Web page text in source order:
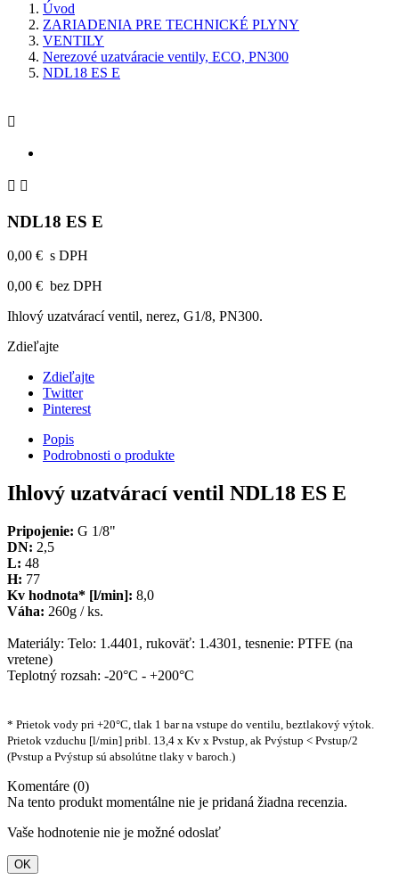
Úvod
ZARIADENIA PRE TECHNICKÉ PLYNY
VENTILY
Nerezové uzatváracie ventily, ECO, PN300
NDL18 ES E

 
NDL18 ES E
0,00 € s DPH
0,00 € bez DPH
Ihlový uzatvárací ventil, nerez, G1/8, PN300.
Zdieľajte
Zdieľajte
Twitter
Pinterest
Popis
Podrobnosti o produkte
Ihlový uzatvárací ventil NDL18 ES E
Pripojenie: G 1/8"
DN: 2,5
L: 48
H: 77
Kv hodnota* [l/min]: 8,0
Váha: 260g / ks.
Materiály: Telo: 1.4401, rukoväť: 1.4301, tesnenie: PTFE (na
vretene)
Teplotný rozsah: -20°C - +200°C
* Prietok vody pri +20°C, tlak 1 bar na vstupe do ventilu, beztlakový výtok.
Prietok vzduchu [l/min] pribl. 13,4 x Kv x Pvstup, ak Pvýstup < Pvstup/2
(Pvstup a Pvýstup sú absolútne tlaky v baroch.)
Komentáre (0)
Na tento produkt momentálne nie je pridaná žiadna recenzia.
Vaše hodnotenie nie je možné odoslať
OK